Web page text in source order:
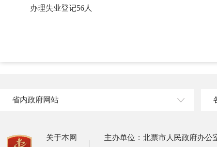
办理失业登记56人
省内政府网站
关于本网
主办单位：北票市人民政府办公